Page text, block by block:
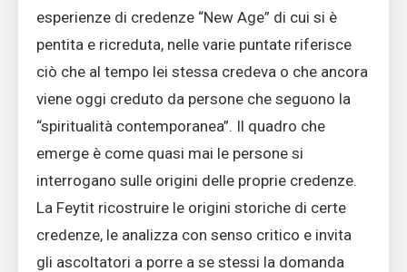
esperienze di credenze “New Age” di cui si è
pentita e ricreduta, nelle varie puntate riferisce
ciò che al tempo lei stessa credeva o che ancora
viene oggi creduto da persone che seguono la
“spiritualità contemporanea”. Il quadro che
emerge è come quasi mai le persone si
interrogano sulle origini delle proprie credenze.
La Feytit ricostruire le origini storiche di certe
credenze, le analizza con senso critico e invita
gli ascoltatori a porre a se stessi la domanda